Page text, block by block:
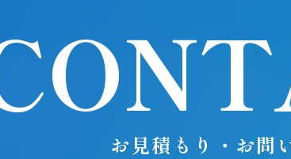
お見積もり・お問